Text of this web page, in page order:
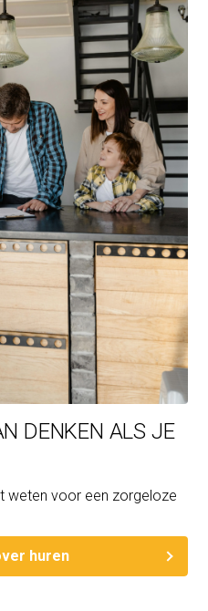
A)
3 times the gross monthly
DENKEN ALS JE
weten voor een zorgeloze
huren